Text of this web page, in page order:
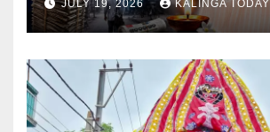
JULY 19, 2026 KALINGA TODAY